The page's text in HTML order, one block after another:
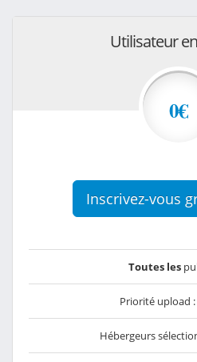
Utilisateur
0€
Inscrivez-vous
Toutes les
Priorité upload :
Hébergeurs